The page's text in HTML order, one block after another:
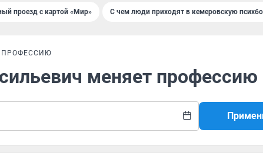
проезд с картой «Мир» С чем люди приходят в кемеровскую
ПРОФЕССИЮ
меняет профессию